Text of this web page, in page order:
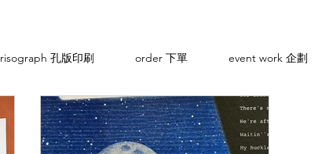
risograph 孔版印刷 order 下單 event work 企劃